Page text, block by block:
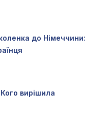
до Німеччини:
вирішила